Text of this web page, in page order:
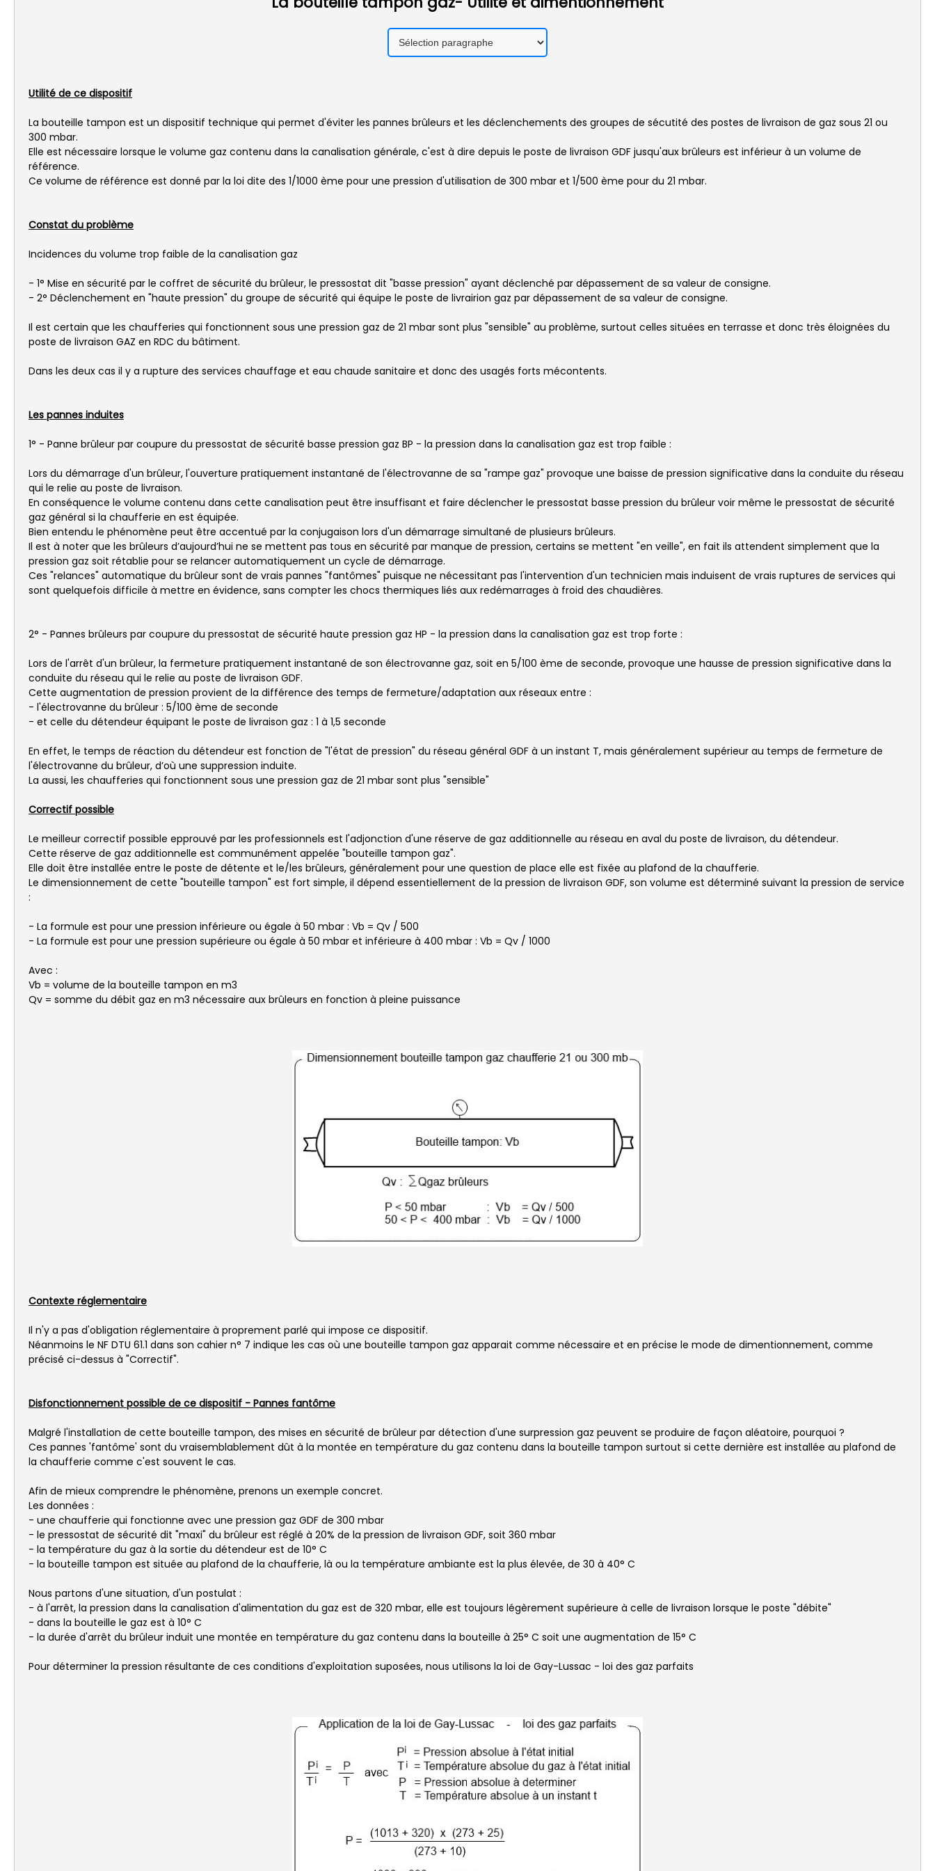
Utilité de ce dispositif
La bouteille tampon est un dispositif technique qui permet d'éviter les pannes brûleurs et les déclenchements des groupes de sécutité des postes de livraison de gaz sous 21 ou
300 mbar.
Elle est nécessaire lorsque le volume gaz contenu dans la canalisation générale, c'est à dire depuis le poste de livraison GDF jusqu'aux brûleurs est inférieur à un volume de
référence.
Ce volume de référence est donné par la loi dite des 1/1000 ème pour une pression d'utilisation de 300 mbar et 1/500 ème pour du 21 mbar.
Constat du problème
Incidences du volume trop faible de la canalisation gaz
- 1° Mise en sécurité par le coffret de sécurité du brûleur, le pressostat dit "basse pression" ayant déclenché par dépassement de sa valeur de consigne.
- 2° Déclenchement en "haute pression" du groupe de sécurité qui équipe le poste de livrairion gaz par dépassement de sa valeur de consigne.
Il est certain que les chaufferies qui fonctionnent sous une pression gaz de 21 mbar sont plus "sensible" au problème, surtout celles situées en terrasse et donc très éloignées du
poste de livraison GAZ en RDC du bâtiment.
Dans les deux cas il y a rupture des services chauffage et eau chaude sanitaire et donc des usagés forts mécontents.
Les pannes induites
1° - Panne brûleur par coupure du pressostat de sécurité basse pression gaz BP - la pression dans la canalisation gaz est trop faible :
Lors du démarrage d'un brûleur, l'ouverture pratiquement instantané de l'électrovanne de sa "rampe gaz" provoque une baisse de pression significative dans la conduite du réseau
qui le relie au poste de livraison.
En conséquence le volume contenu dans cette canalisation peut être insuffisant et faire déclencher le pressostat basse pression du brûleur voir même le pressostat de sécurité
gaz général si la chaufferie en est équipée.
Bien entendu le phénomène peut être accentué par la conjugaison lors d'un démarrage simultané de plusieurs brûleurs.
Il est à noter que les brûleurs d’aujourd’hui ne se mettent pas tous en sécurité par manque de pression, certains se mettent "en veille", en fait ils attendent simplement que la
pression gaz soit rétablie pour se relancer automatiquement un cycle de démarrage.
Ces "relances" automatique du brûleur sont de vrais pannes "fantômes" puisque ne nécessitant pas l'intervention d'un technicien mais induisent de vrais ruptures de services qui
sont quelquefois difficile à mettre en évidence, sans compter les chocs thermiques liés aux redémarrages à froid des chaudières.
2° - Pannes brûleurs par coupure du pressostat de sécurité haute pression gaz HP - la pression dans la canalisation gaz est trop forte :
Lors de l'arrêt d'un brûleur, la fermeture pratiquement instantané de son électrovanne gaz, soit en 5/100 ème de seconde, provoque une hausse de pression significative dans la
conduite du réseau qui le relie au poste de livraison GDF.
Cette augmentation de pression provient de la différence des temps de fermeture/adaptation aux réseaux entre :
- l'électrovanne du brûleur : 5/100 ème de seconde
- et celle du détendeur équipant le poste de livraison gaz : 1 à 1,5 seconde
En effet, le temps de réaction du détendeur est fonction de "l'état de pression" du réseau général GDF à un instant T, mais généralement supérieur au temps de fermeture de
l'électrovanne du brûleur, d’où une suppression induite.
La aussi, les chaufferies qui fonctionnent sous une pression gaz de 21 mbar sont plus "sensible"
Correctif possible
Le meilleur correctif possible epprouvé par les professionnels est l'adjonction d'une réserve de gaz additionnelle au réseau en aval du poste de livraison, du détendeur.
Cette réserve de gaz additionnelle est communément appelée "bouteille tampon gaz".
Elle doit être installée entre le poste de détente et le/les brûleurs, généralement pour une question de place elle est fixée au plafond de la chaufferie.
Le dimensionnement de cette "bouteille tampon" est fort simple, il dépend essentiellement de la pression de livraison GDF, son volume est déterminé suivant la pression de service
:
- La formule est pour une pression inférieure ou égale à 50 mbar : Vb = Qv / 500
- La formule est pour une pression supérieure ou égale à 50 mbar et inférieure à 400 mbar : Vb = Qv / 1000
Avec :
Vb = volume de la bouteille tampon en m3
Qv = somme du débit gaz en m3 nécessaire aux brûleurs en fonction à pleine puissance
Contexte réglementaire
Il n'y a pas d'obligation réglementaire à proprement parlé qui impose ce dispositif.
Néanmoins le NF DTU 61.1 dans son cahier n° 7 indique les cas où une bouteille tampon gaz apparait comme nécessaire et en précise le mode de dimentionnement, comme
précisé ci-dessus à "Correctif".
Disfonctionnement possible de ce dispositif - Pannes fantôme
Malgré l'installation de cette bouteille tampon, des mises en sécurité de brûleur par détection d'une surpression gaz peuvent se produire de façon aléatoire, pourquoi ?
Ces pannes 'fantôme' sont du vraisemblablement dût à la montée en température du gaz contenu dans la bouteille tampon surtout si cette dernière est installée au plafond de
la chaufferie comme c'est souvent le cas.
Afin de mieux comprendre le phénomène, prenons un exemple concret.
Les données :
- une chaufferie qui fonctionne avec une pression gaz GDF de 300 mbar
- le pressostat de sécurité dit "maxi" du brûleur est réglé à 20% de la pression de livraison GDF, soit 360 mbar
- la température du gaz à la sortie du détendeur est de 10° C
- la bouteille tampon est située au plafond de la chaufferie, là ou la température ambiante est la plus élevée, de 30 à 40° C
Nous partons d'une situation, d'un postulat :
- à l'arrêt, la pression dans la canalisation d'alimentation du gaz est de 320 mbar, elle est toujours légèrement supérieure à celle de livraison lorsque le poste "débite"
- dans la bouteille le gaz est à 10° C
- la durée d'arrêt du brûleur induit une montée en température du gaz contenu dans la bouteille à 25° C soit une augmentation de 15° C
Pour déterminer la pression résultante de ces conditions d'exploitation suposées, nous utilisons la loi de Gay-Lussac - loi des gaz parfaits